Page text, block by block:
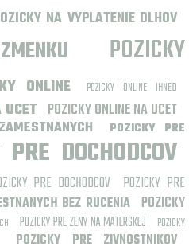
NA VYPLATENIE DLHOV
POZICKY
ONLINE POZICKY ONLINE IHNED
POZICKY ONLINE NA UCET
POZICKY PRE
DOCHODCOV
PRE DOCHODCOV
POZICKY PRE
BEZ RUCENIA POZICKY
POZICKY PRE ZENY NA MATERSKEJ
POZICKY
POZICKY PRE ZIVNOSTNIKOV